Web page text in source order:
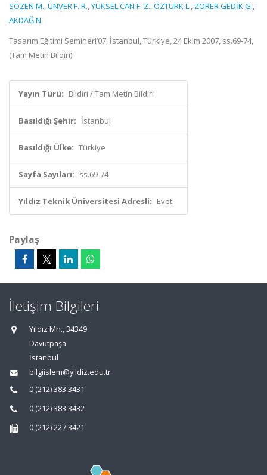
SÖZEN M.,ÜNVER F. R.,YÜKSEL CAN F. Z.,ÖZTÜRK L., ZORER GEDİK G.,
AKDAĞ N.
Tasarım Eğitimi Semineri’07, İstanbul, Türkiye, 24 Ekim 2007, ss.69-74,
(Tam Metin Bildiri)
Yayın Türü: Bildiri / Tam Metin Bildiri
Basıldığı Şehir: İstanbul
Basıldığı Ülke: Türkiye
Sayfa Sayıları: ss.69-74
Yıldız Teknik Üniversitesi Adresli: Evet
Paylaş
İletişim Bilgileri
Yıldız Mh., 34349
Davutpaşa
İstanbul
bilgiislem@yildiz.edu.tr
0 (212) 383 3431
0 (212) 383 3432
0 (212) 227 3421